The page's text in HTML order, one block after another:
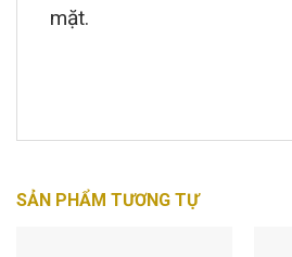
mặt.
SẢN PHẨM TƯƠNG TỰ